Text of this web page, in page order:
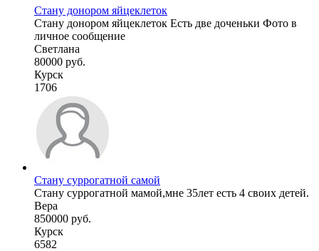
Стану донором яйцеклеток
Стану донором яйцеклеток Есть две доченьки Фото в
личное сообщение
Светлана
80000 руб.
Курск
1706
Стану суррогатной самой
Стану суррогатной мамой,мне 35лет есть 4 своих детей.
Вера
850000 руб.
Курск
6582